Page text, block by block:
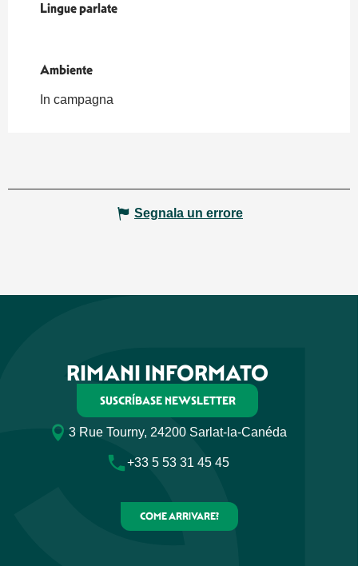
Lingue parlate
Lingue parlate
Ambiente
Ambiente
In campagna
Segnala un errore
RIMANI INFORMATO
SUSCRÍBASE NEWSLETTER
3 Rue Tourny, 24200 Sarlat-la-Canéda
+33 5 53 31 45 45
COME ARRIVARE?